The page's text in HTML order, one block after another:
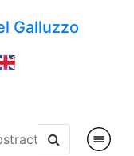
Galluzzo